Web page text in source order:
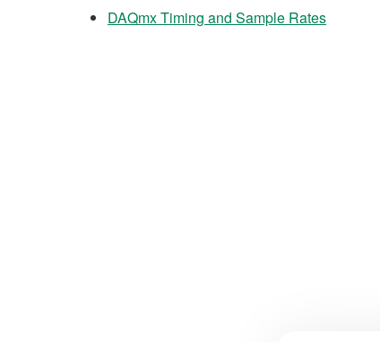
DAQmx Timing and Sample Rates